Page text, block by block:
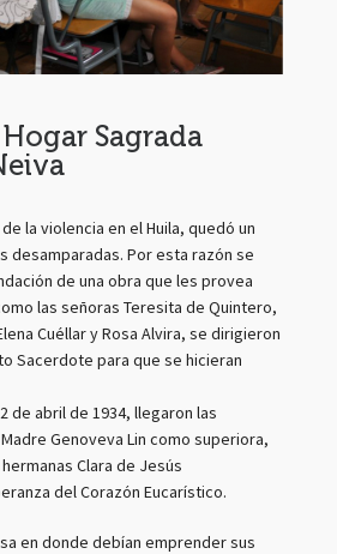
Sagrada
la violencia en el Huila, quedó un
desamparadas. Por esta razón se
de una obra que les provea
las señoras Teresita de Quintero,
Cuéllar y Rosa Alvira, se dirigieron
Sacerdote para que se hicieran
de abril de 1934, llegaron las
Genoveva Lin como superiora,
Clara de Jesús
del Corazón Eucarístico.
en donde debían emprender sus